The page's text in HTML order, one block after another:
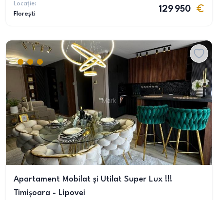
Locație:
Florești
129 950
Apartament Mobilat și Utilat Super Lux !!!
Timișoara - Lipovei